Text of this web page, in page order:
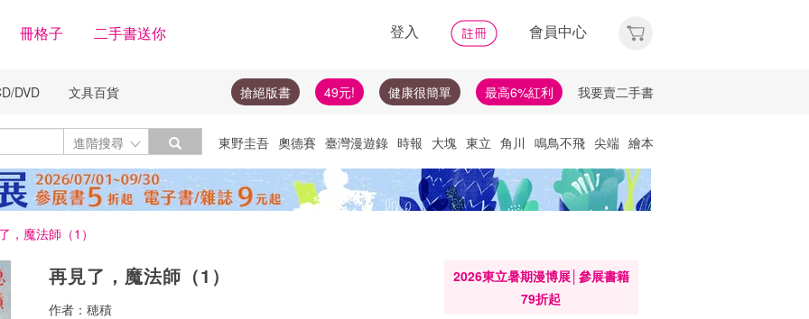
冊格子 二手書送你 登入 會員中心
DVD 文具百貨 搶絕版書 49元! 健康很簡單 最高6%紅利 我要賣二手書
進階搜尋 Toggle Dropdown東野圭吾 奧德賽 臺灣漫遊錄 時報 大塊 東立 角川 鳴鳥不飛 尖端 繪本
布克獎 失智症 失智 文學獎 比爾蓋茲
，魔法師（1）
再見了，魔法師（1）
作者： 穂積
2026東立暑期漫博展│參展書籍
79折起